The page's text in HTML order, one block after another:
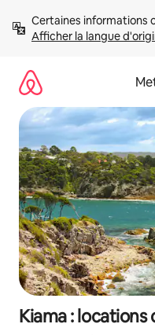
directement
Afficher la langue
Kiama : locations